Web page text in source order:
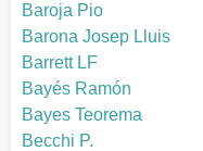
Baroja Pio
Barona Josep Lluis
Barrett LF
Bayés Ramón
Bayes Teorema
Becchi P.